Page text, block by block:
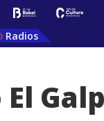
Radios